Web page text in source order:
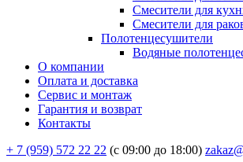
Смесители для
Смесители для
Полотенцесушители
Водяные
О компании
Оплата и доставка
Сервис и монтаж
Гарантия и возврат
Контакты
+ 7 (959) 572 22 22 (с 09:00 до 18:00)